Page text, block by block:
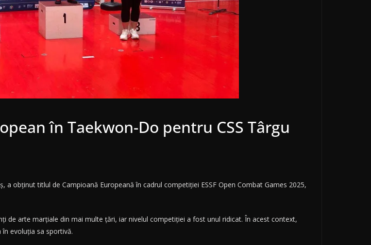
în Taekwon-Do pentru CSS Târgu
a obținut titlul de Campioană Europeană în cadrul competiției ESSF Open Combat Games 2025,
de arte marțiale din mai multe țări, iar nivelul competiției a fost unul ridicat. În acest context,
evoluția sa sportivă.